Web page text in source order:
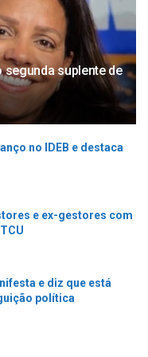
suplente de
no IDEB e destaca
e ex-gestores com
e diz que está
política